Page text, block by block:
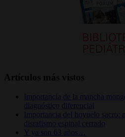
Artículos más vistos
Importancia de la mancha
diagnóstico diferencial
Importancia del hoyuelo sacro:
disrafismo espinal cerrado
Y ya son 63 años…